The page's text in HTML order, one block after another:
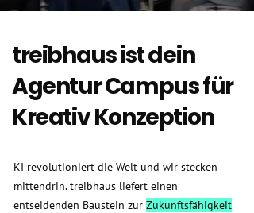
treibhaus ist dein
Agentur Campus für
Kreativ Konzeption
KI revolutioniert die Welt und wir stecken
mittendrin. treibhaus liefert einen
entseidenden Baustein zur Zukunftsfähigkeit